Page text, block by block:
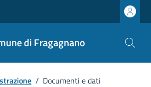
di Fragagnano
/ Documenti e dati